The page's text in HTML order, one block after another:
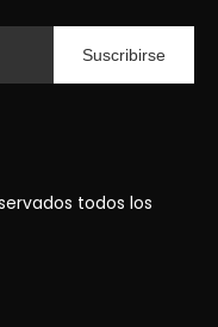
Suscribirse
todos los